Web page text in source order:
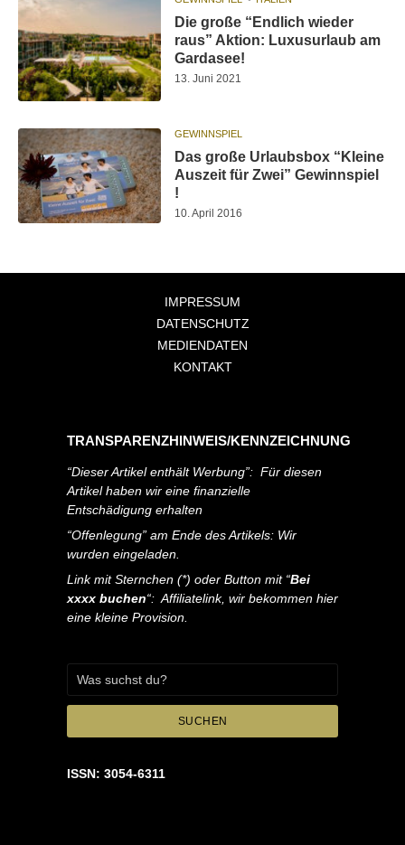
Die große “Endlich wieder
raus” Aktion: Luxusurlaub am
Gardasee!
13. Juni 2021
GEWINNSPIEL
Das große Urlaubsbox “Kleine
Auszeit für Zwei” Gewinnspiel
!
10. April 2016
IMPRESSUM
DATENSCHUTZ
MEDIENDATEN
KONTAKT
TRANSPARENZHINWEIS/KENNZEICHNUNG
“Dieser Artikel enthält Werbung”: Für diesen
Artikel haben wir eine finanzielle
Entschädigung erhalten
“Offenlegung” am Ende des Artikels: Wir
wurden eingeladen.
Link mit Sternchen (*) oder Button mit “Bei
xxxx buchen“: Affiliatelink, wir bekommen hier
eine kleine Provision.
SUCHEN
ISSN: 3054-6311